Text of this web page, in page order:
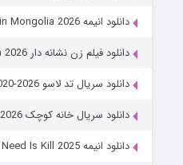
دانلود انیمه Jaadugar: A Witch in Mongolia 2026
دانلود فیلم زن نشانه دار The Marked Woman 2026
دانلود سریال تد لاسو Ted Lasso 2020-2026
دانلود سریال خانه کوچک Little House on the Prairie 2026
دانلود انیمه All You Need Is Kill 2025